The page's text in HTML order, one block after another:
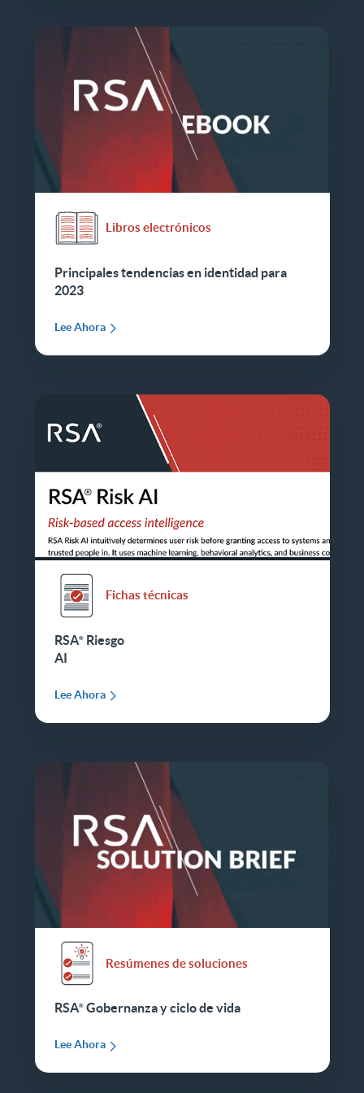
Libros electrónicos
Principales tendencias en identidad para
2023
Lee Ahora
Fichas técnicas
RSA Riesgo
AI
Lee Ahora
Resúmenes de soluciones
RSA Gobernanza y ciclo de vida
Lee Ahora